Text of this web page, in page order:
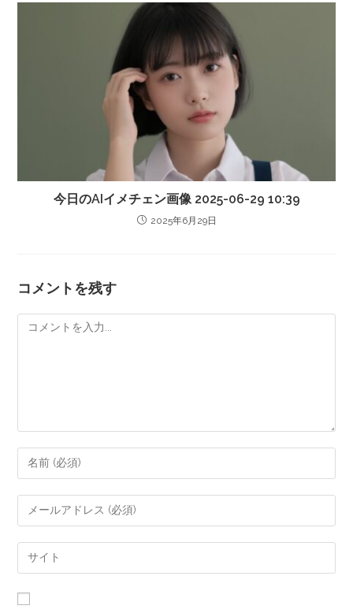
今日のAIイメチェン画像 2025-06-29 10:39
2025年6月29日
コメントを残す